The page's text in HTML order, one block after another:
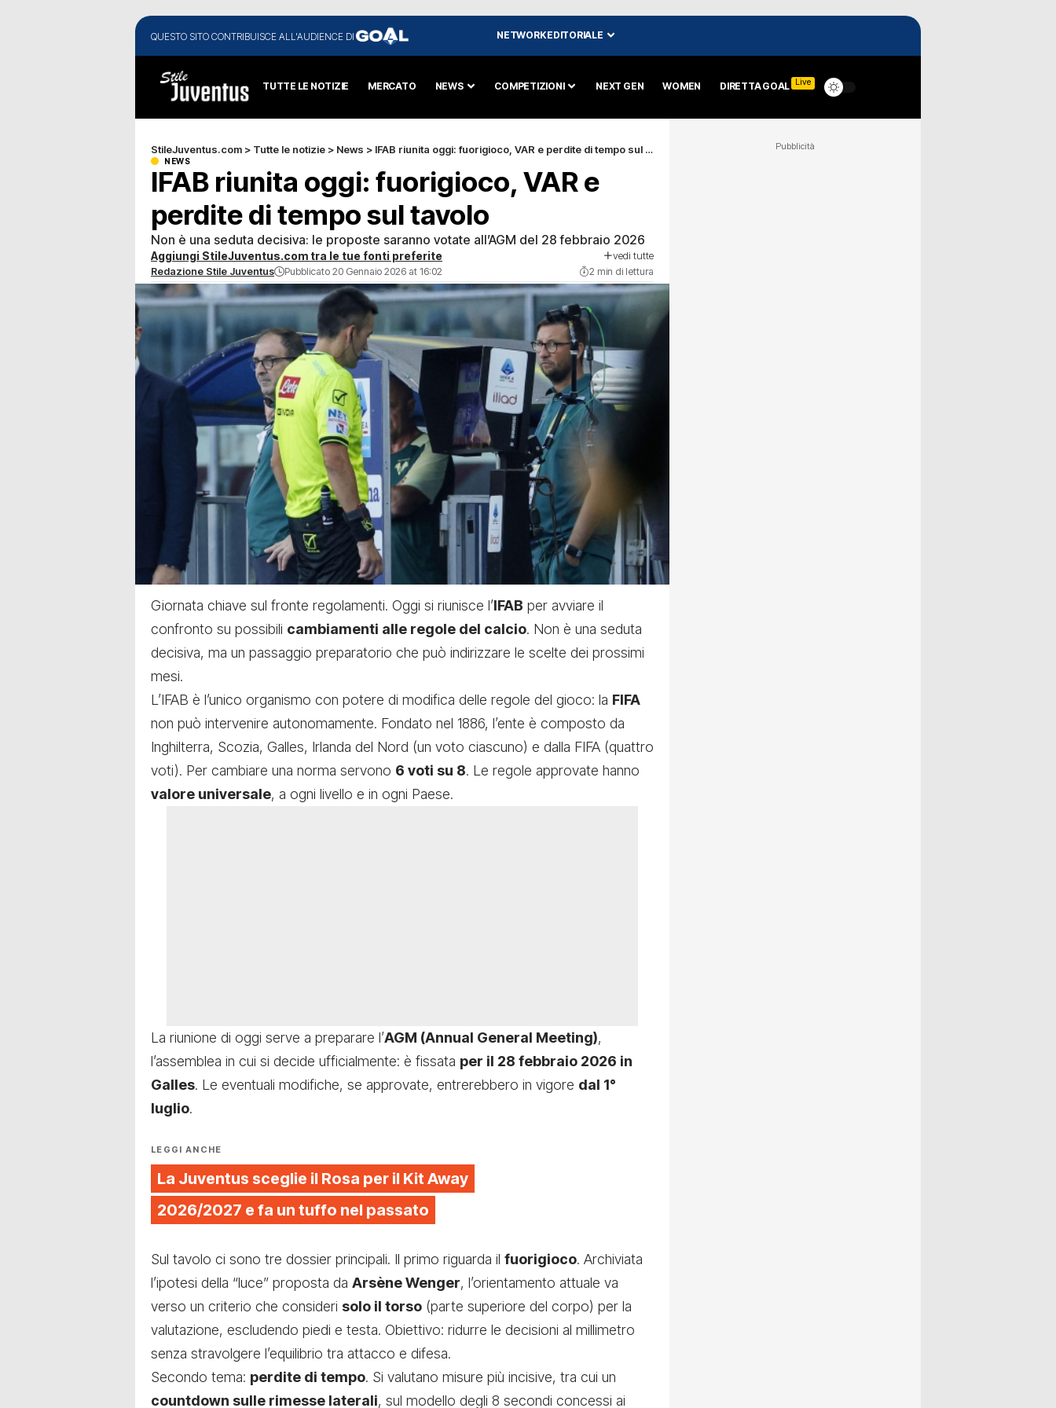
QUESTO SITO CONTRIBUISCE ALL'AUDIENCE DI NETWORK EDITORIALE
TUTTE LE NOTIZIE MERCATO NEWS COMPETIZIONI NEXT GEN WOMEN DIRETTA GOAL Live
StileJuventus.com > Tutte le notizie > News > IFAB riunita oggi: fuorigioco, VAR e perdite di tempo sul tavolo
NEWS
IFAB riunita oggi: fuorigioco, VAR e
perdite di tempo sul tavolo
Non è una seduta decisiva: le proposte saranno votate all’AGM del 28 febbraio 2026
Aggiungi StileJuventus.com tra le tue fonti preferite vedi tutte
Redazione Stile Juventus Pubblicato 20 Gennaio 2026 at 16:02 2 min di lettura
Giornata chiave sul fronte regolamenti. Oggi si riunisce l’IFAB per avviare il
confronto su possibili cambiamenti alle regole del calcio. Non è una seduta
decisiva, ma un passaggio preparatorio che può indirizzare le scelte dei prossimi
mesi.
L’IFAB è l’unico organismo con potere di modifica delle regole del gioco: la FIFA
non può intervenire autonomamente. Fondato nel 1886, l’ente è composto da
Inghilterra, Scozia, Galles, Irlanda del Nord (un voto ciascuno) e dalla FIFA (quattro
voti). Per cambiare una norma servono 6 voti su 8. Le regole approvate hanno
valore universale, a ogni livello e in ogni Paese.
La riunione di oggi serve a preparare l’AGM (Annual General Meeting),
l’assemblea in cui si decide ufficialmente: è fissata per il 28 febbraio 2026 in
Galles. Le eventuali modifiche, se approvate, entrerebbero in vigore dal 1°
luglio.
LEGGI ANCHE
La Juventus sceglie il Rosa per il Kit Away
2026/2027 e fa un tuffo nel passato
Sul tavolo ci sono tre dossier principali. Il primo riguarda il fuorigioco. Archiviata
l’ipotesi della “luce” proposta da Arsène Wenger, l’orientamento attuale va
verso un criterio che consideri solo il torso (parte superiore del corpo) per la
valutazione, escludendo piedi e testa. Obiettivo: ridurre le decisioni al millimetro
senza stravolgere l’equilibrio tra attacco e difesa.
Secondo tema: perdite di tempo. Si valutano misure più incisive, tra cui un
countdown sulle rimesse laterali, sul modello degli 8 secondi concessi ai
Pubblicità